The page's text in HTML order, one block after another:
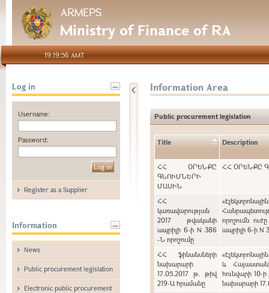
ARMEPS
Ministry of Finance of RA
19:19:56 AMT
Log in
Username:
Password:
Register as a Supplier
Information
News
Public procurement legislation
Electronic public procurement
Information Area
Public procurement legislation
Title Description
ՀՀ ՕՐԵՆՔԸ
ԳՆՈՒՄՆԵՐԻ
ՄԱՍԻՆ
ՀՀ ՕՐԵՆՔԸ
ՀՀ
կառավարության
2017 թվականի
ապրիլի 6-ի N 386
-Ն որոշումը
որոշումն
ապրիլի 6-ի N
ՀՀ ֆինանսների
նախարարի
17.05.2017 թ. թիվ
219-Ա հրամանը
և
հունվարի 10-
նախարարի